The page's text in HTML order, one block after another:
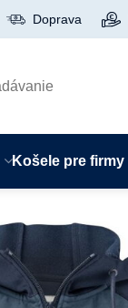
Doprava
Košele pre firmy